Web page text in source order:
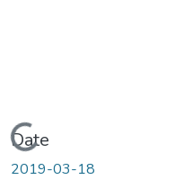
Loading...
Date
2019-03-18